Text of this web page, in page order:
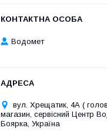
Водомет
вул. Хрещатик, 4А (
магазин, сервісний Центр
Боярка, Україна